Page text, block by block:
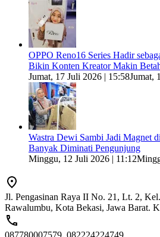
OPPO Reno16 Series Hadir
Bikin Konten Kreator Makin
Jumat, 17 Juli 2026 | 15:58Jumat,
Wastra Dewi Sambi Jadi Magnet
Banyak Diminati Pengunjung
Minggu, 12 Juli 2026 | 11:12
Jl. Pengasinan Raya II No. 21, Lt. 2,
Rawalumbu, Kota Bekasi, Jawa Barat.